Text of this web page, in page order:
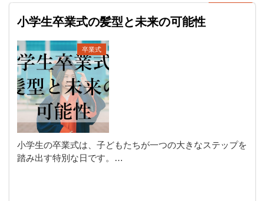
小学生卒業式の髪型と未来の可能性
卒業式
小学生の卒業式は、子どもたちが一つの大きなステップを
踏み出す特別な日です。…